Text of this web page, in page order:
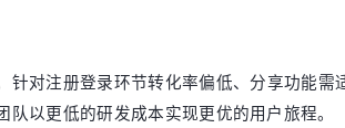
对注册登录环节转化率偏低、分享功能
以更低的研发成本实现更优的用户旅程。